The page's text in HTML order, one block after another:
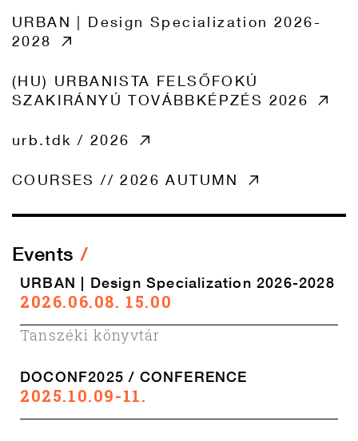
URBAN | Design Specialization 2026-
2028
(HU) URBANISTA FELSŐFOKÚ
SZAKIRÁNYÚ TOVÁBBKÉPZÉS 2026
urb.tdk / 2026
COURSES // 2026 AUTUMN
Events
URBAN | Design Specialization 2026-2028
2026.06.08. 15.00
Tanszéki könyvtár
DOCONF2025 / CONFERENCE
2025.10.09-11.